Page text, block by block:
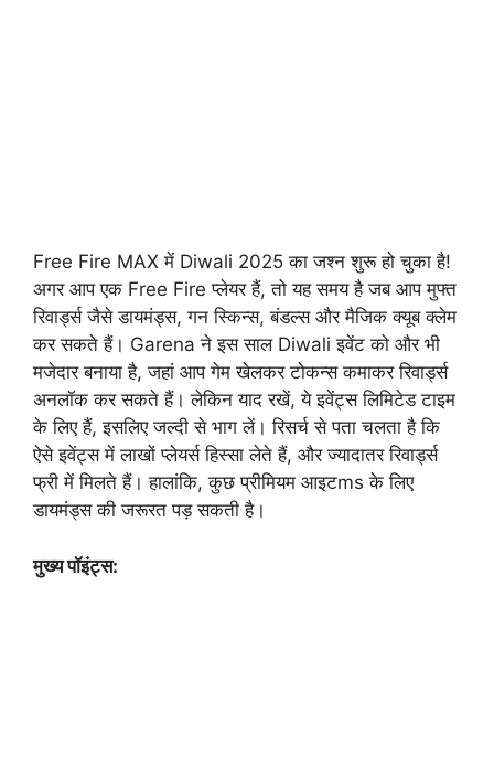
Free Fire MAX में Diwali 2025 का जश्न शुरू हो चुका है!
अगर आप एक Free Fire प्लेयर हैं, तो यह समय है जब आप मुफ्त
रिवार्ड्स जैसे डायमंड्स, गन स्किन्स, बंडल्स और मैजिक क्यूब क्लेम
कर सकते हैं। Garena ने इस साल Diwali इवेंट को और भी
मजेदार बनाया है, जहां आप गेम खेलकर टोकन्स कमाकर रिवार्ड्स
अनलॉक कर सकते हैं। लेकिन याद रखें, ये इवेंट्स लिमिटेड टाइम
के लिए हैं, इसलिए जल्दी से भाग लें। रिसर्च से पता चलता है कि
ऐसे इवेंट्स में लाखों प्लेयर्स हिस्सा लेते हैं, और ज्यादातर रिवार्ड्स
फ्री में मिलते हैं। हालांकि, कुछ प्रीमियम आइटms के लिए
डायमंड्स की जरूरत पड़ सकती है।
मुख्य पॉइंट्स: